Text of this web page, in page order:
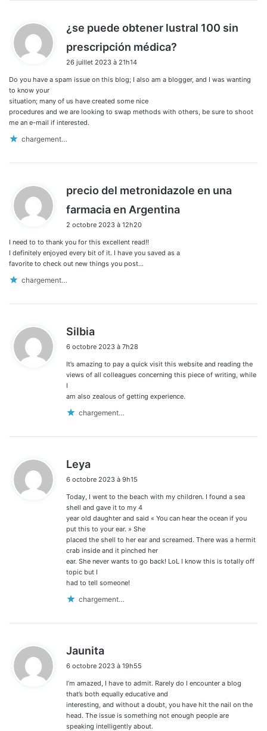
¿se puede obtener lustral 100 sin
prescripción médica?
26 juillet 2023 à 21h14
Do you have a spam issue on this blog; I also am a blogger, and I was wanting
to know your
situation; many of us have created some nice
procedures and we are looking to swap methods with others, be sure to shoot
me an e-mail if interested.
chargement…
precio del metronidazole en una
farmacia en Argentina
2 octobre 2023 à 12h20
I need to to thank you for this excellent read!!
I definitely enjoyed every bit of it. I have you saved as a
favorite to check out new things you post…
chargement…
Silbia
t
:
6 octobre 2023 à 7h28
It’s amazing to pay a quick visit this website and reading the
views of all colleagues concerning this piece of writing, while
I
am also zealous of getting experience.
chargement…
Leya
t
:
6 octobre 2023 à 9h15
Today, I went to the beach with my children. I found a sea
shell and gave it to my 4
year old daughter and said « You can hear the ocean if you
put this to your ear. » She
placed the shell to her ear and screamed. There was a hermit
crab inside and it pinched her
ear. She never wants to go back! LoL I know this is totally off
topic but I
had to tell someone!
chargement…
Jaunita
t
:
6 octobre 2023 à 19h55
I’m amazed, I have to admit. Rarely do I encounter a blog
that’s both equally educative and
interesting, and without a doubt, you have hit the nail on the
head. The issue is something not enough people are
speaking intelligently about.